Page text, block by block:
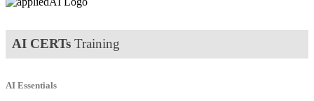
AI CERTs Training
AI Essentials